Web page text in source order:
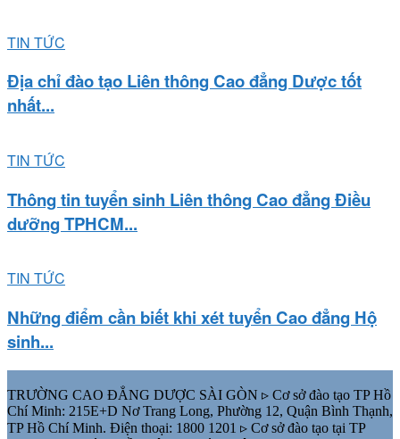
TIN TỨC
Địa chỉ đào tạo Liên thông Cao đẳng Dược tốt
nhất...
TIN TỨC
Thông tin tuyển sinh Liên thông Cao đẳng Điều
dưỡng TPHCM...
TIN TỨC
Những điểm cần biết khi xét tuyển Cao đẳng Hộ
sinh...
TRƯỜNG CAO ĐẲNG DƯỢC SÀI GÒN ▹ Cơ sở đào tạo TP Hồ
Chí Minh: 215E+D Nơ Trang Long, Phường 12, Quận Bình Thạnh,
TP Hồ Chí Minh. Điện thoại: 1800 1201 ▹ Cơ sở đào tạo tại TP